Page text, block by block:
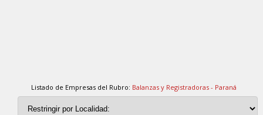
Listado de Empresas del Rubro: Balanzas y Registradoras - Paraná